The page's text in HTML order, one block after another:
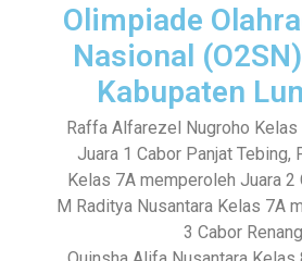
Olimpiade
Nasional
Kabupaten
Raffa Alfarezel Nugroho Kelas
Juara 1 Cabor Panjat Tebing,
Kelas 7A memperoleh Juara 2
M Raditya Nusantara Kelas 7A
3 Cabor Renang